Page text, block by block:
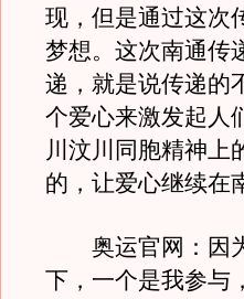
现，但是通过这次
梦想。这次南通传
递，就是说传递的
个爱心来激发起人
川汶川同胞精神上
的，让爱心继续
奥运官网：因为
下，一个是我参与